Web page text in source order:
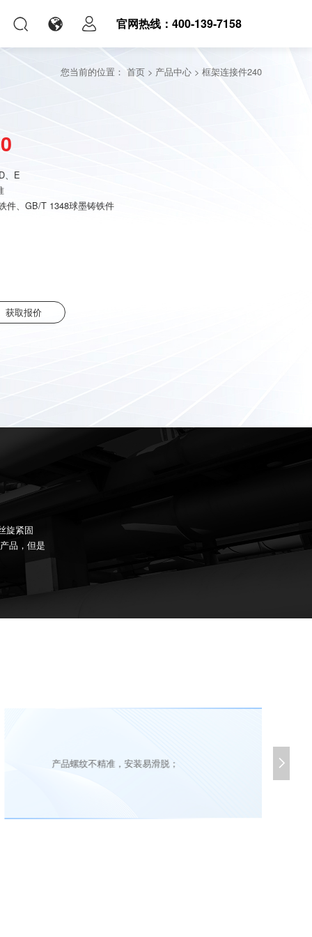
官网热线：400-139-7158
您当前的位置： 首页 > 产品中心 > 框架连接件240
、E
件、GB/T 1348球墨铸铁件
获取报价
旋紧固
品，但是
产品螺纹不精准，安装易滑脱； 